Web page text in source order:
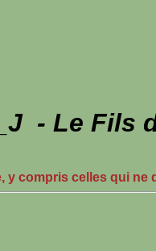
- Le Fils
compris celles qui ne